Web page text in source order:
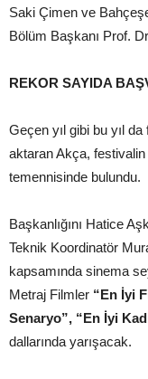
Saki Çimen ve
Bölüm Başkanı Prof.
REKOR SAYIDA
Geçen yıl gibi bu yıl
aktaran Akça,
temennisinde bulundu.
Başkanlığını Hatice
Teknik Koordinatör
kapsamında sinema
Metraj Filmler “En İyi
Senaryo”, “En İyi
dallarında yarışacak.